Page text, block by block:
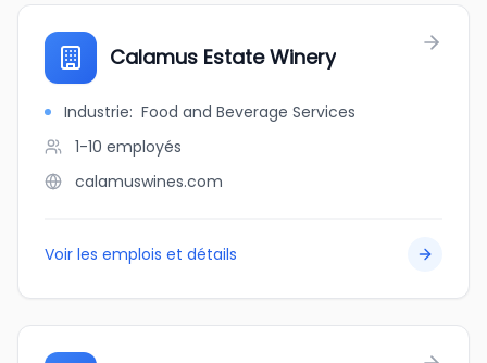
Calamus Estate Winery
Industrie: Food and Beverage Services
1-10 employés
calamuswines.com
Voir les emplois et détails